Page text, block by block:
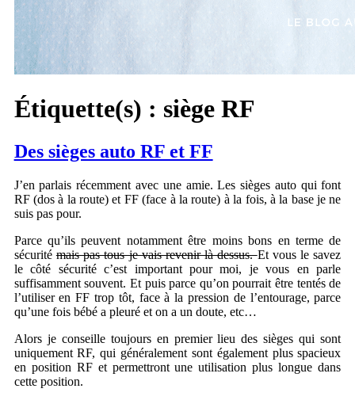
Étiquette(s) : siège RF
Des sièges auto RF et FF
J’en parlais récemment avec une amie. Les sièges auto qui font
RF (dos à la route) et FF (face à la route) à la fois, à la base je ne
suis pas pour.
Parce qu’ils peuvent notamment être moins bons en terme de
sécuritémais pas tous je vais revenir là dessus.Et vous le savez
le côté sécurité c’est important pour moi, je vous en parle
suffisamment souvent. Et puis parce qu’on pourrait être tentés de
l’utiliser en FF trop tôt, face à la pression de l’entourage, parce
qu’une fois bébé a pleuré et on a un doute, etc…
Alors je conseille toujours en premier lieu des sièges qui sont
uniquement RF, qui généralement sont également plus spacieux
en position RF et permettront une utilisation plus longue dans
cette position.